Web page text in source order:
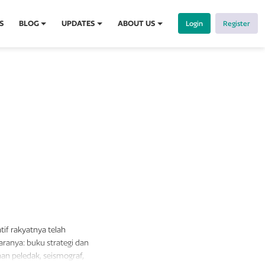
BLOG UPDATES ABOUT US Login Register
rakyatnya telah
buku strategi dan
peledak, seismograf,